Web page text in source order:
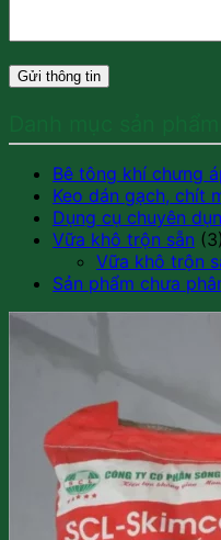
Bê tông khí chưng
Keo dán gạch, chít
Dụng cụ chuyên
Vữa khô trộn sẵn (3)
Vữa khô trộn
Sản phẩm chưa